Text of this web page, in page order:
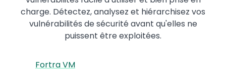
charge. Détectez, analysez et hiérarchisez vos
vulnérabilités de sécurité avant qu'elles ne
puissent être exploitées.
Fortra VM